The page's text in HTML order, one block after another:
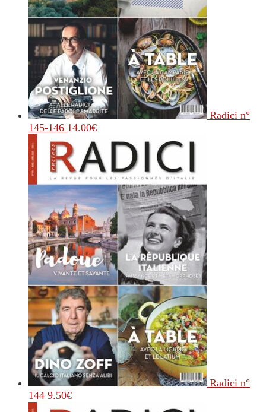
Radici n°
145-146 14.00€
Radici n°
144 9.50€